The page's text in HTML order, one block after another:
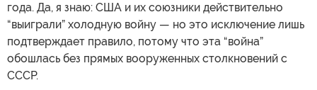
года. Да, я знаю: США и их союзники действительно
“выиграли” холодную войну — но это исключение лишь
подтверждает правило, потому что эта “война”
обошлась без прямых вооруженных столкновений с
СССР.